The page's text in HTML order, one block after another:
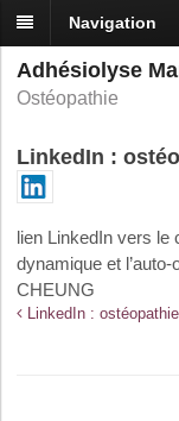
Navigation
Adhésiolyse
Ostéopathie
LinkedIn :
lien LinkedIn vers le
dynamique et
CHEUNG
LinkedIn :